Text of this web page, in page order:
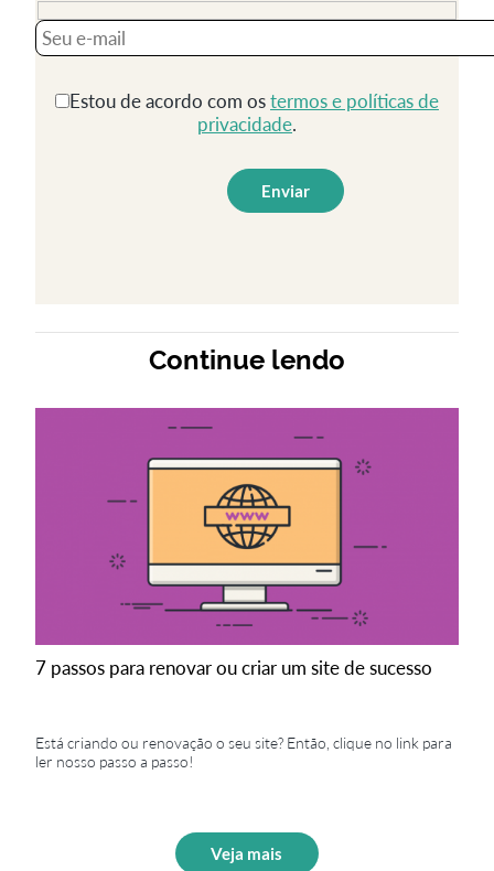
Estou de acordo com ostermos e políticas de
privacidade.
Continue lendo
7 passos para renovar ou criar um site de sucesso
Está criando ou renovação o seu site? Então, clique no link para
ler nosso passo a passo!
Veja mais